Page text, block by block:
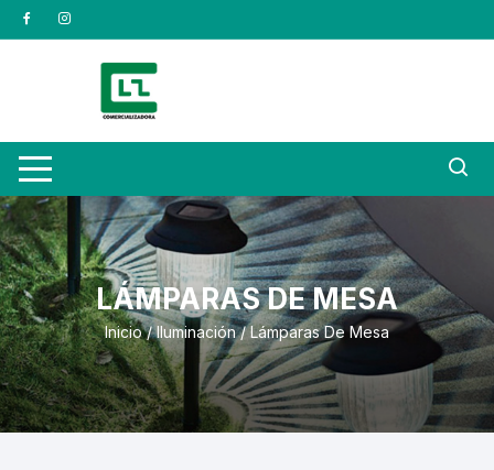
Saltar
al
LÁMPARAS DE MESA
Inicio/Iluminación/ Lámparas De Mesa